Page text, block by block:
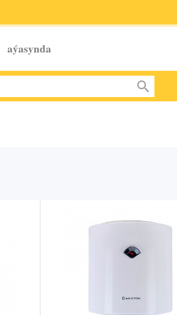
aýasynda